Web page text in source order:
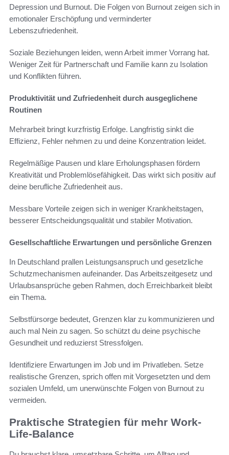
Depression und Burnout. Die Folgen von Burnout zeigen sich in
emotionaler Erschöpfung und verminderter
Lebenszufriedenheit.
Soziale Beziehungen leiden, wenn Arbeit immer Vorrang hat.
Weniger Zeit für Partnerschaft und Familie kann zu Isolation
und Konflikten führen.
Produktivität und Zufriedenheit durch ausgeglichene
Routinen
Mehrarbeit bringt kurzfristig Erfolge. Langfristig sinkt die
Effizienz, Fehler nehmen zu und deine Konzentration leidet.
Regelmäßige Pausen und klare Erholungsphasen fördern
Kreativität und Problemlösefähigkeit. Das wirkt sich positiv auf
deine berufliche Zufriedenheit aus.
Messbare Vorteile zeigen sich in weniger Krankheitstagen,
besserer Entscheidungsqualität und stabiler Motivation.
Gesellschaftliche Erwartungen und persönliche Grenzen
In Deutschland prallen Leistungsanspruch und gesetzliche
Schutzmechanismen aufeinander. Das Arbeitszeitgesetz und
Urlaubsansprüche geben Rahmen, doch Erreichbarkeit bleibt
ein Thema.
Selbstfürsorge bedeutet, Grenzen klar zu kommunizieren und
auch mal Nein zu sagen. So schützt du deine psychische
Gesundheit und reduzierst Stressfolgen.
Identifiziere Erwartungen im Job und im Privatleben. Setze
realistische Grenzen, sprich offen mit Vorgesetzten und dem
sozialen Umfeld, um unerwünschte Folgen von Burnout zu
vermeiden.
Praktische Strategien für mehr Work-
Life-Balance